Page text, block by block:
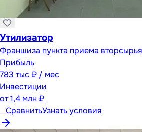
Утилизатор
Франшиза пункта приема вторсырья
Прибыль
783 тыс ₽ / мес
Инвестиции
от1,4 млн ₽
СравнитьУзнать условия